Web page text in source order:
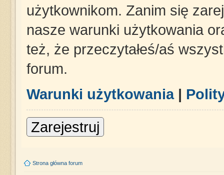
użytkownikom. Zanim się
nasze warunki użytkowania
też, że przeczytałeś/aś
forum.
Warunki użytkowania|
Zarejestruj
Strona główna forum